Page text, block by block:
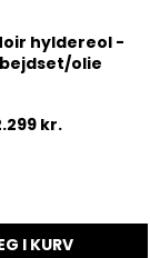
hyldereol -
olie
kr.
I KURV